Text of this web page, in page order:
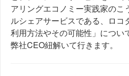
アリングエコ ノミー実践家のこ
ルシェアサービスである、
ロコ
利用方法やその可能性」 につい
弊社CEO紐解いて行きます。